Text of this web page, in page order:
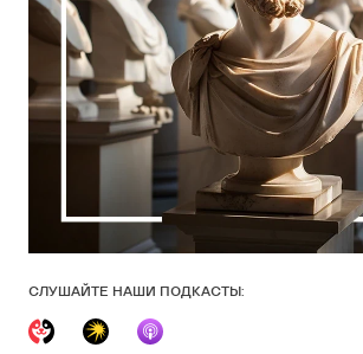
СЛУШАЙТЕ НАШИ ПОДКАСТЫ: